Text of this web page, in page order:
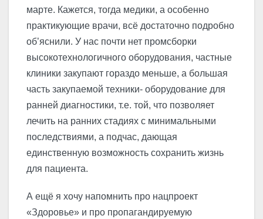
марте. Кажется, тогда медики, а особенно
практикующие врачи, всё достаточно подробно
об’яснили. У нас почти нет промсборки
высокотехнологичного оборудования, частные
клиники закупают гораздо меньше, а большая
часть закупаемой техники- оборудование для
ранней диагностики, т.е. той, что позволяет
лечить на ранних стадиях с минимальными
последствиями, а подчас, дающая
единственную возможность сохранить жизнь
для пациента.
А ещё я хочу напомнить про нацпроект
«Здоровье» и про пропагандируемую